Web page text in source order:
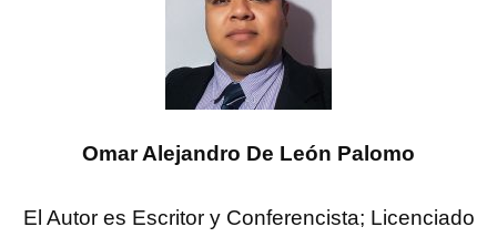
Omar Alejandro De León Palomo
El Autor es Escritor y Conferencista; Licenciado